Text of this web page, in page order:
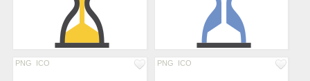
PNG ICO PNG ICO